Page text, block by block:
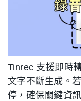
Tinrec 支援即時
文字不斷生成。
停，確保關鍵資